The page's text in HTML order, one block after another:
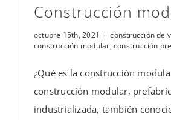
Construcción
octubre 15th, 2021 | construcción de
construcción modular, construcción
¿Qué es la construcción
construcción modular,
industrializada, también